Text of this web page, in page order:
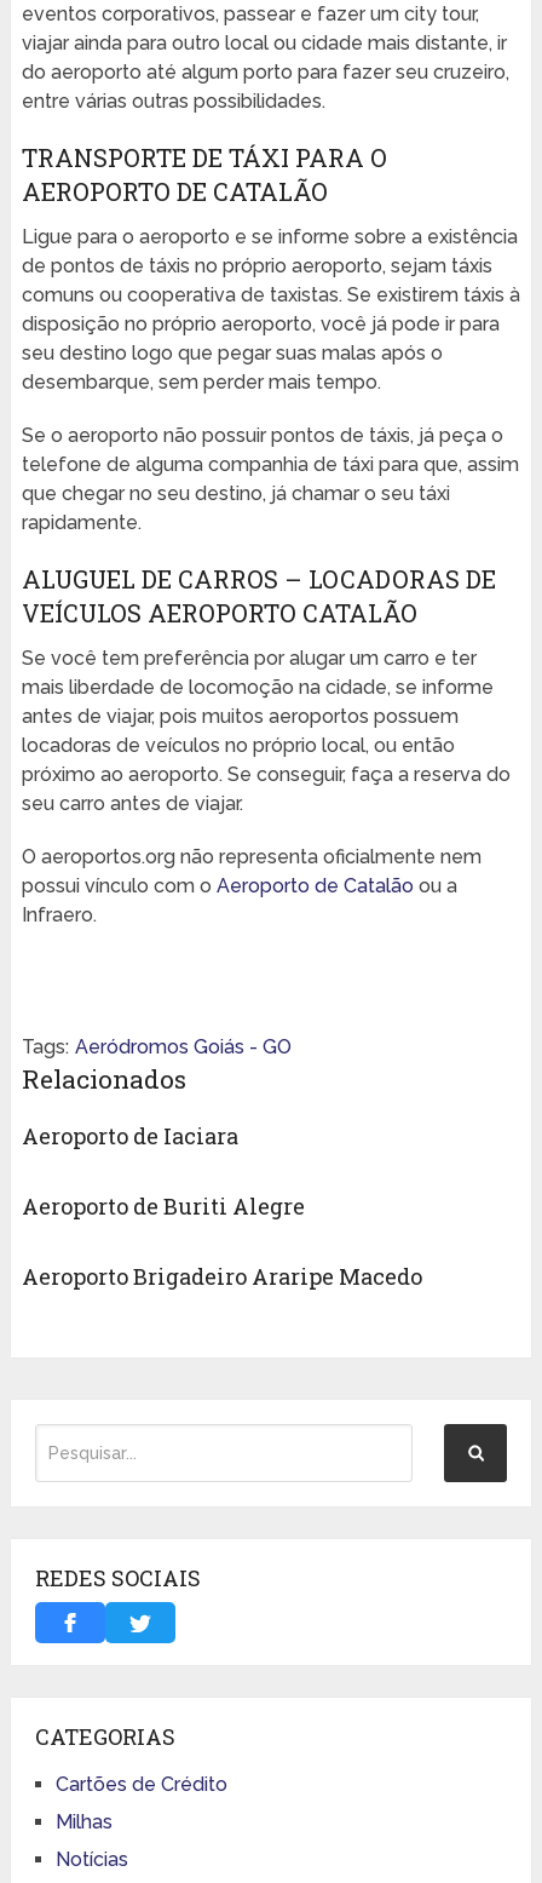
eventos corporativos, passear e fazer um city tour,
viajar ainda para outro local ou cidade mais distante, ir
do aeroporto até algum porto para fazer seu cruzeiro,
entre várias outras possibilidades.
TRANSPORTE DE TÁXI PARA O
AEROPORTO DE CATALÃO
Ligue para o aeroporto e se informe sobre a existência
de pontos de táxis no próprio aeroporto, sejam táxis
comuns ou cooperativa de taxistas. Se existirem táxis à
disposição no próprio aeroporto, você já pode ir para
seu destino logo que pegar suas malas após o
desembarque, sem perder mais tempo.
Se o aeroporto não possuir pontos de táxis, já peça o
telefone de alguma companhia de táxi para que, assim
que chegar no seu destino, já chamar o seu táxi
rapidamente.
ALUGUEL DE CARROS – LOCADORAS DE
VEÍCULOS AEROPORTO CATALÃO
Se você tem preferência por alugar um carro e ter
mais liberdade de locomoção na cidade, se informe
antes de viajar, pois muitos aeroportos possuem
locadoras de veículos no próprio local, ou então
próximo ao aeroporto. Se conseguir, faça a reserva do
seu carro antes de viajar.
O aeroportos.org não representa oficialmente nem
possui vínculo com o Aeroporto de Catalão ou a
Infraero.
Tags: Aeródromos Goiás - GO
Relacionados
Aeroporto de Iaciara
Aeroporto de Buriti Alegre
Aeroporto Brigadeiro Araripe Macedo
REDES SOCIAIS
CATEGORIAS
Cartões de Crédito
Milhas
Notícias